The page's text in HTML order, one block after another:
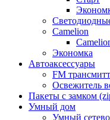
Camelion
Экономка
Автоаксессуары
FM
Освежитель
Пакеты с замком
Умный дом
Умный